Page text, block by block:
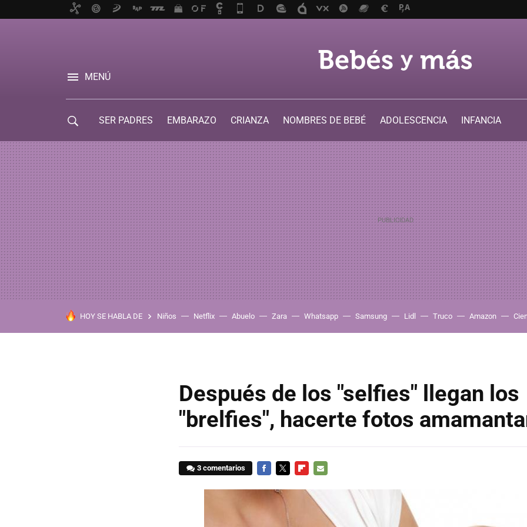
MENÚ
SER PADRES EMBARAZO CRIANZA NOMBRES DE BEBÉ ADOLESCENCIA
INFANCIA
HOY SE HABLA DE Niños Netflix Abuelo Zara Whatsapp Samsung Lidl Truco Amazon
Después de los "selfies" llegan los
"brelfies", hacerte fotos
3 comentarios
MAIL